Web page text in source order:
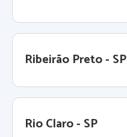
Ribeirão Preto - SP
Rio Claro - SP